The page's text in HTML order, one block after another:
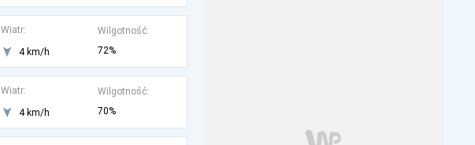
Wiatr:
4 km/h
Wilgotność:
72%
Wiatr:
4 km/h
Wilgotność:
70%